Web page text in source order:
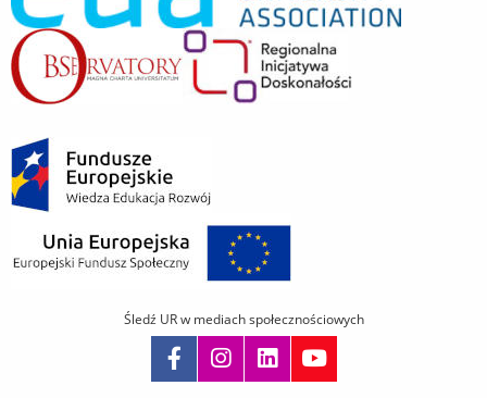
Śledź UR w mediach społecznościowych